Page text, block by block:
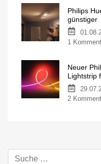
Philips
günstiger
1
Neuer
Lightstrip
2